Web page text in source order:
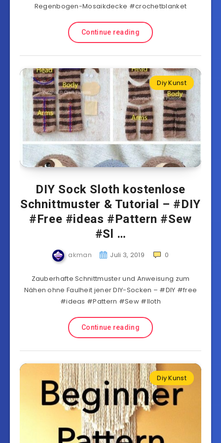
Regenbogen-Mosaikdecke #crochetblanket
Continue reading
Diy Kunst
DIY Sock Sloth kostenlose
Schnittmuster & Tutorial – #DIY
#Free #ideas #Pattern #Sew
#Sl …
akman Juli 3, 2019 0
Zauberhafte Schnittmuster und Anweisung zum
Nähen ohne Faulheit jener DIY-Socken – #DIY #free
#ideas #Pattern #Sew #lloth
Continue reading
Diy Kunst